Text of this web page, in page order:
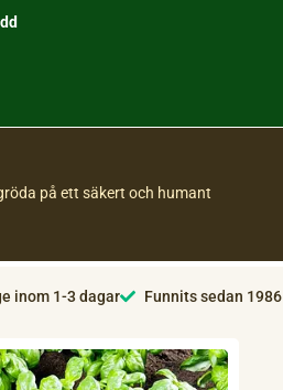
på ett säkert och humant
inom 1-3 dagar Funnits sedan 1986